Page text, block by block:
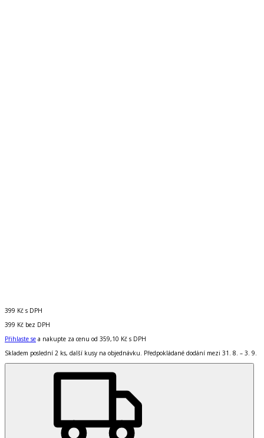
399 Kč s DPH
399 Kč bez DPH
Přihlaste se a nakupte za cenu od 359,10 Kč s DPH
Skladem poslední 2 ks, další kusy na objednávku. Předpokládané dodání mezi 31. 8. – 3. 9.